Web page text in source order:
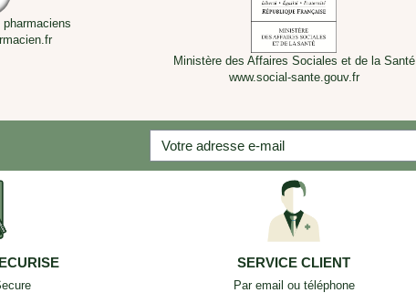
Ministère des Affaires Sociales et de la Santé
www.social-sante.gouv.fr
SERVICE CLIENT
Par email ou téléphone